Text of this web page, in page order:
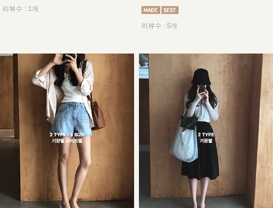
리뷰수 : 1개
리뷰수 : 5개